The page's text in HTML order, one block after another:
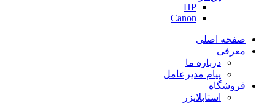
HP
Canon
صفحه اصلی
معرفی
درباره ما
پیام مدیرعامل
فروشگاه
استابلایزر